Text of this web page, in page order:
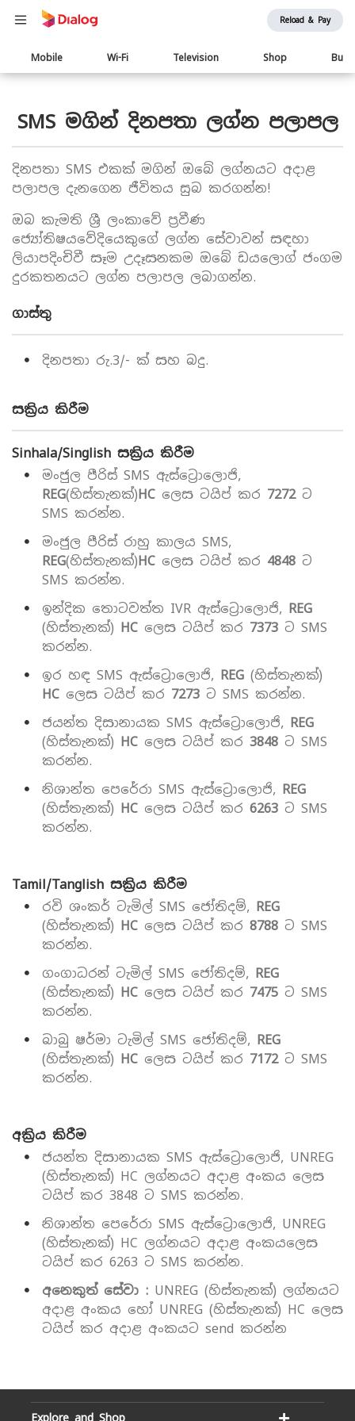
Reload & Pay
Main
navigation
Mobile Wi-Fi Television Shop
SMS මගින් දිනපතා ලග්න පලාපල
දිනපතා SMS එකක් මගින් ඔබේ ලග්නයට අදාළ
පලාපල දැනගෙන ජීවිතය සුබ කරගන්න!
ඔබ කැමති ශ්‍රී ලංකාවේ ප්‍රවීණ
ජ්‍යෝතිෂයවේදියෙකුගේ ලග්න සේවාවන් සඳහා
ලියාපදිංචිවී සෑම උදෑසනකම ඔබේ ඩයලොග් ජංගම
දුරකතනයට ලග්න පලාපල ලබාගන්න.
ගාස්තු
දිනපතා රු.3/- ක් සහ බදු.
සක්‍රිය කිරීම
Sinhala/Singlish සක්‍රිය කිරීම
මංජුල පීරිස් SMS ඇස්ට්‍රොලොජි,
REG(හිස්තැනක්)HC ලෙස ටයිප් කර 7272ට
SMS කරන්න.
මංජුල පීරිස් රාහු කාලය SMS,
REG(හිස්තැනක්)HC ලෙස ටයිප් කර 4848 ට
SMS කරන්න.
ඉන්දික තොටවත්ත IVR ඇස්ට්‍රොලොජි, REG
(හිස්තැනක්) HC ලෙස ටයිප් කර 7373 ට SMS
කරන්න.
ඉර හඳ SMS ඇස්ට්‍රොලොජි, REG (හිස්තැනක්)
HC ලෙස ටයිප් කර 7273 ට SMS කරන්න.
ජයන්ත දිසානායක SMS ඇස්ට්‍රොලොජි, REG
(හිස්තැනක්) HC ලෙස ටයිප් කර 3848 ට SMS
කරන්න.
නිශාන්ත පෙරේරා SMS ඇස්ට්‍රොලොජි, REG
(හිස්තැනක්) HC ලෙස ටයිප් කර 6263 ට SMS
කරන්න.
Tamil/Tanglish සක්‍රිය කිරීම
රවි ශංකර් ටැමිල් SMS ජෝතිදම්, REG
(හිස්තැනක්) HC ලෙස ටයිප් කර 8788 ට SMS
කරන්න.
ගංගාධරන් ටැමිල් SMS ජෝතිදම්, REG
(හිස්තැනක්) HC ලෙස ටයිප් කර 7475 ට SMS
කරන්න.
බාබු ෂර්මා ටැමිල් SMS ජෝතිදම්, REG
(හිස්තැනක්) HC ලෙස ටයිප් කර 7172ට SMS
කරන්න.
අක්‍රිය කිරීම
ජයන්ත දිසානායක SMS ඇස්ට්‍රොලොජි, UNREG
(හිස්තැනක්) HC ලග්නයට අදාළ අංකය ලෙස
ටයිප් කර 3848 ට SMS කරන්න.
නිශාන්ත පෙරේරා SMS ඇස්ට්‍රොලොජි, UNREG
(හිස්තැනක්) HC ලග්නයට අදාළ අංකයලෙස
ටයිප් කර 6263 ට SMS කරන්න.
අනෙකුත් සේවා : UNREG (හිස්තැනක්) ලග්නයට
අදාළ අංකය හෝ UNREG (හිස්තැනක්) HC ලෙස
ටයිප් කර අදාළ අංකයට send කරන්න
Explore and Shop